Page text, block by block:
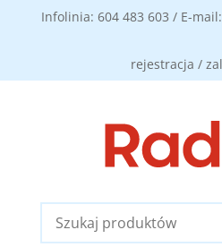
Infolinia: 604 483 603 / E-
rejestracja /